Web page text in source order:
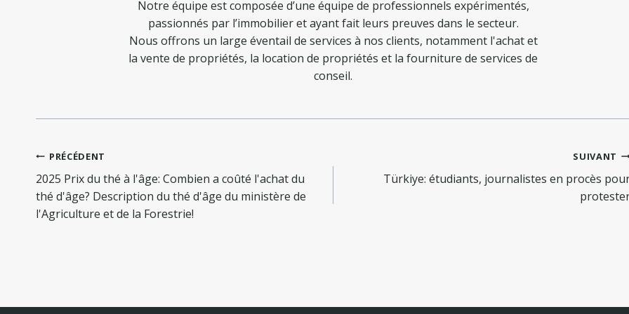
Notre équipe est composée d’une équipe de professionnels expérimentés,
passionnés par l’immobilier et ayant fait leurs preuves dans le secteur.
Nous offrons un large éventail de services à nos clients, notamment l'achat et
la vente de propriétés, la location de propriétés et la fourniture de services de
conseil.
Navigation
de
l’article
PRÉCÉDENT
2025 Prix du thé à l'âge: Combien a coûté l'achat du
thé d'âge? Description du thé d'âge du ministère de
l'Agriculture et de la Forestrie!
SUIVANT
Türkiye: étudiants, journalistes en procès